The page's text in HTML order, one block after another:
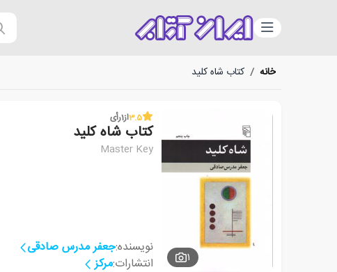
دسته‌بندی
خانه / کتاب شاه کلید
1
3.5از1رأی
کتاب شاه کلید
Master Key
نویسنده:جعفر مدرس صادقی
انتشارات:مرکز